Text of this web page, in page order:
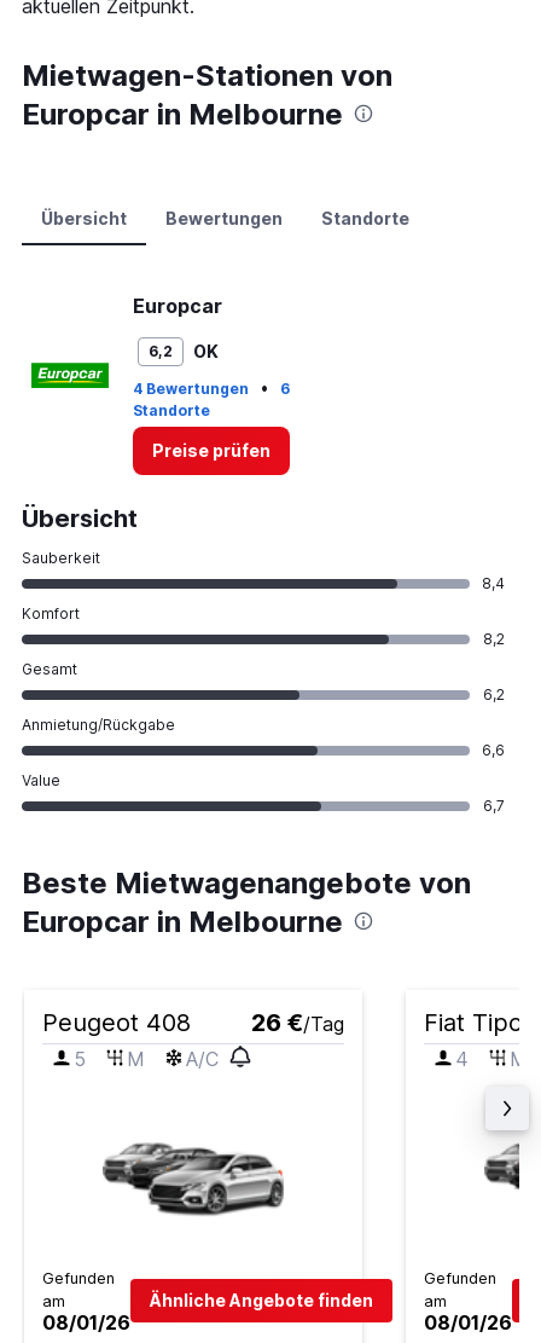
Range:
to
90.
aktuellen Zeitpunkt.
Mietwagen-Stationen von
Europcar in Melbourne
Übersicht Bewertungen Standorte
Europcar
6,2 OK
4 Bewertungen •
6
Standorte
Preise prüfen
Übersicht
Sauberkeit
8,4
Komfort
8,2
Gesamt
6,2
Anmietung/Rückgabe
6,6
Value
6,7
Beste Mietwagenangebote von
Europcar in Melbourne
Peugeot 408 26 €/Tag
5
M A/C
Gefunden
am
08/01/26
Ähnliche Angebote finden
Fiat Tipo
4 M
Gefunden
am
08/01/26